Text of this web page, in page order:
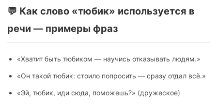
💬 Как слово «тюбик» используется в
речи — примеры фраз
«Хватит быть тюбиком — научись отказывать людям.»
«Он такой тюбик: стоило попросить — сразу отдал всё.»
«Эй, тюбик, иди сюда, поможешь?» (дружеское)